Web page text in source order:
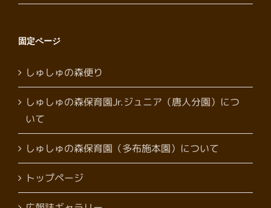
固定ページ
しゅしゅの森便り
しゅしゅの森保育園Jr.ジュニア（唐人分園）につ
いて
しゅしゅの森保育園（多布施本園）について
トップページ